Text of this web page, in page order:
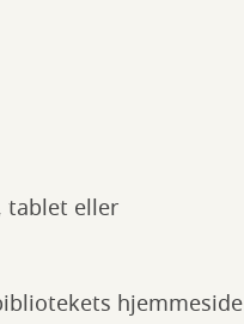
tablet eller
hjemmeside